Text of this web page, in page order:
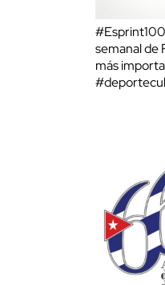
semanal de
más